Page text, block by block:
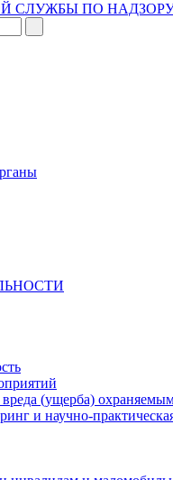
СЛУЖБЫ ПО
(ущерба)
и научно-